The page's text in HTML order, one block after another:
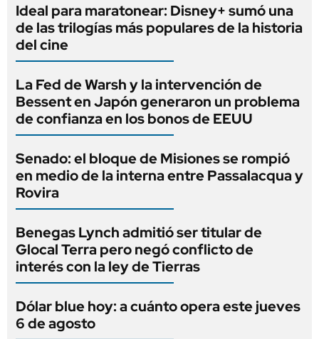
Ideal para maratonear: Disney+ sumó una
de las trilogías más populares de la historia
del cine
La Fed de Warsh y la intervención de
Bessent en Japón generaron un problema
de confianza en los bonos de EEUU
Senado: el bloque de Misiones se rompió
en medio de la interna entre Passalacqua y
Rovira
Benegas Lynch admitió ser titular de
Glocal Terra pero negó conflicto de
interés con la ley de Tierras
Dólar blue hoy: a cuánto opera este jueves
6 de agosto